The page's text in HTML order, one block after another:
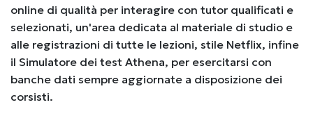
online di qualità per interagire con tutor qualificati e
selezionati, un'area dedicata al materiale di studio e
alle registrazioni di tutte le lezioni, stile Netflix, infine
il Simulatore dei test Athena, per esercitarsi con
banche dati sempre aggiornate a disposizione dei
corsisti.